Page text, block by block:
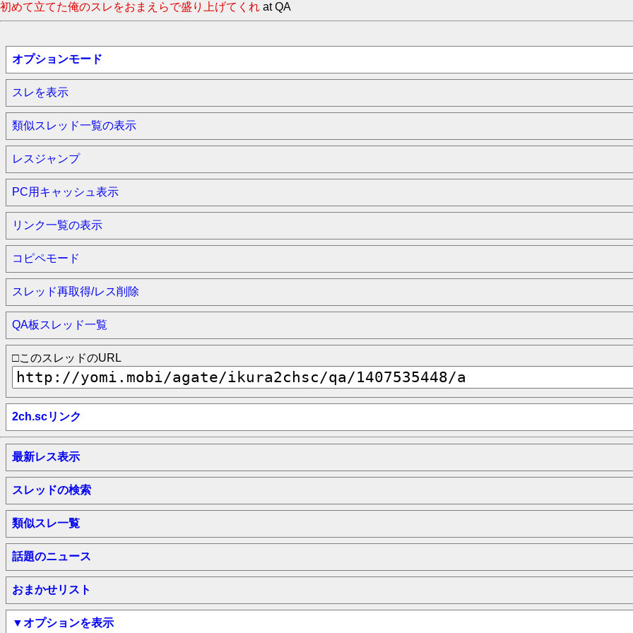
初めて立てた俺のスレをおまえらで盛り上げてくれ at QA
オプションモード
スレを表示
類似スレッド一覧の表示
レスジャンプ
PC用キャッシュ表示
リンク一覧の表示
コピペモード
スレッド再取得/レス削除
QA板スレッド一覧
□このスレッドのURL
2ch.scリンク
最新レス表示
スレッドの検索
類似スレ一覧
話題のニュース
おまかせリスト
▼オプションを表示